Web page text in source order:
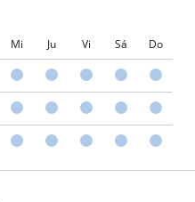
Mi Ju Vi Sá Do